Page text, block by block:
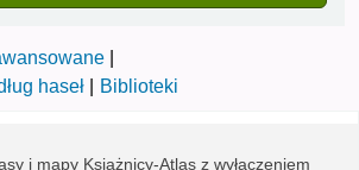
haseł
Biblioteki
i mapy Książnicy-Atlas z wyłączeniem